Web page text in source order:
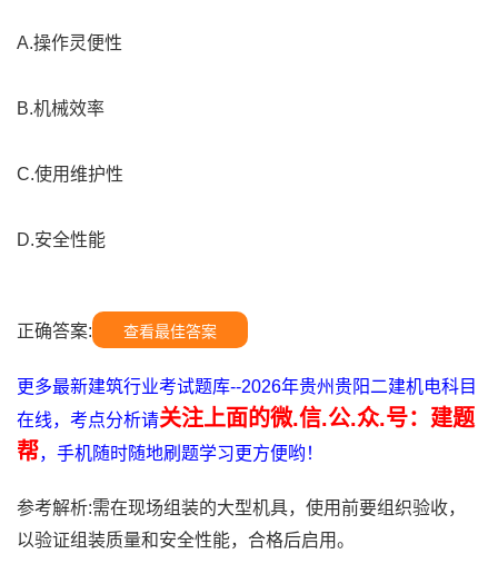
A.操作灵便性
B.机械效率
C.使用维护性
D.安全性能
正确答案: 查看最佳答案
更多最新建筑行业考试题库--2026年贵州贵阳二建机电科目
在线，考点分析请关注上面的微.信.公.众.号：建题
帮，手机随时随地刷题学习更方便哟！
参考解析:需在现场组装的大型机具，使用前要组织验收，
以验证组装质量和安全性能，合格后启用。